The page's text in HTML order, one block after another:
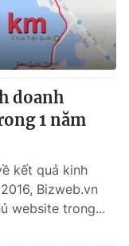
doanh
1 năm
kết quả kinh
Bizweb.vn
website trong...